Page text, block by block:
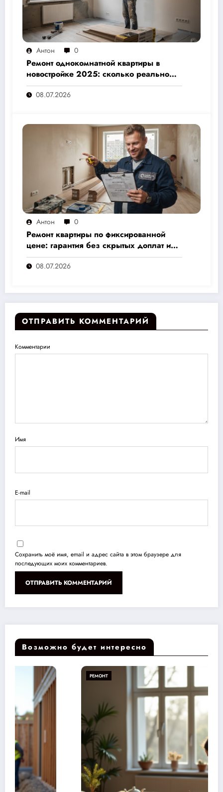
Антон 0
Ремонт однокомнатной квартиры в
новостройке 2025: сколько реально
стоит и как не переплатить — полный
расчёт от 500 000 рублей
08.07.2026
Антон 0
Ремонт квартиры по фиксированной
цене: гарантия без скрытых доплат и
переплат
08.07.2026
ОТПРАВИТЬ КОММЕНТАРИЙ
Комментарии
Имя
E-mail
Сохранить моё имя, email и адрес сайта в этом браузере для
последующих моих комментариев.
Возможно будет интересно